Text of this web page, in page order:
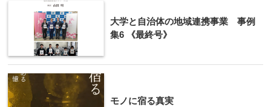
大学と自治体の地域連携事業 事例
集6 《最終号》
モノに宿る真実